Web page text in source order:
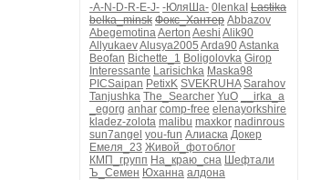
-A-N-D-R-E-J- -ЮляШа- 0lenkaI Lastika
belka_minsk Фокс_Хантер Abbazov
AbegemotinaAerton Aeshi Alik90
AllyukaevAlusya2005 Arda90Astanka
Beofan Bichette_1 Boligolovka Girop
Interessante Larisichka Maska98
PICSaipan PetixK SVEKRUHA Sarahov
Tanjushka The_Searcher YuO
__irka_a
_egorg anhar comp-free elenayorkshire
kladez-zolota malibu maxkor nadinrous
sun7angel you-fun Алиаска Докер
Емеля_23 Живой_фотоблог
КМП_групп На_краю_сна Шефтали
Ъ_Семен Юханна алдона